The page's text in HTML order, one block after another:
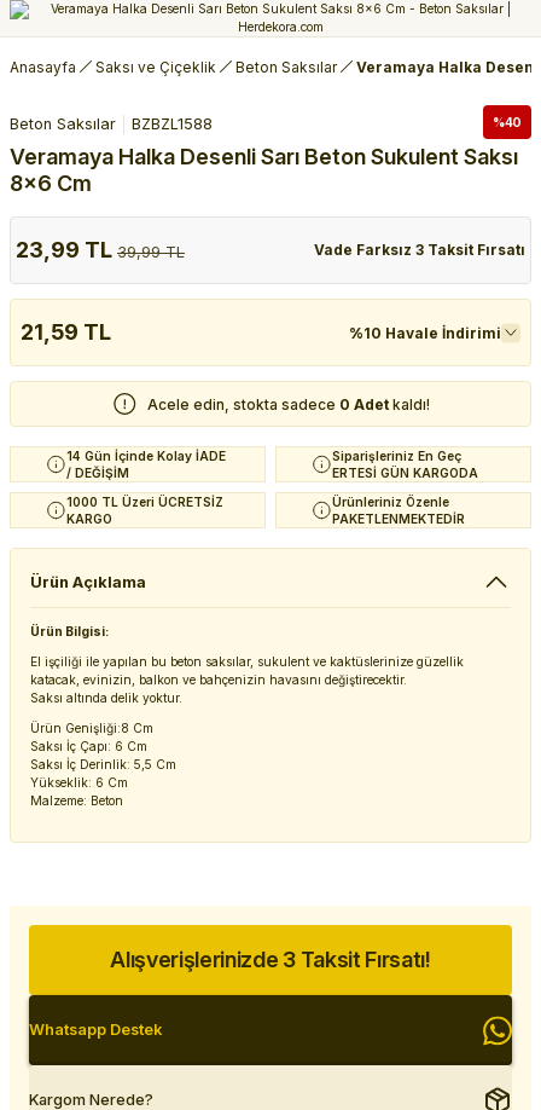
Anasayfa Saksı ve Çiçeklik Beton Saksılar Veramaya Halka
%40
Beton Saksılar BZBZL1588
Veramaya Halka Desenli Sarı Beton Sukulent Saksı
8x6 Cm
23,99 TL 39,99 TL Vade Farksız 3 Taksit Fırsatı
21,59 TL %10 Havale İndirimi
Acele edin, stokta sadece 0 Adet kaldı!
14 Gün İçinde Kolay İADE
/ DEĞİŞİM
Siparişleriniz En Geç
ERTESİ GÜN KARGODA
1000 TL Üzeri ÜCRETSİZ
KARGO
Ürünleriniz Özenle
PAKETLENMEKTEDİR
Ürün Açıklama
Ürün Bilgisi:
El işçiliği ile yapılan bu beton saksılar, sukulent ve kaktüslerinize güzellik
katacak, evinizin, balkon ve bahçenizin havasını değiştirecektir.
Saksı altında delik yoktur.
Ürün Genişliği:8 Cm
Saksı İç Çapı: 6 Cm
Saksı İç Derinlik: 5,5 Cm
Yükseklik: 6 Cm
Malzeme: Beton
Alışverişlerinizde 3 Taksit Fırsatı!
Whatsapp Destek
Kargom Nerede?